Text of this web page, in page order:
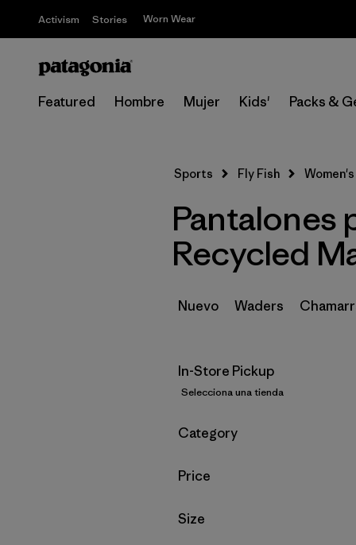
Activism Stories Worn Wear
Featured Hombre Mujer Kids' Packs &
Sports Fly Fish Women's
Pantalones
Recycled
Nuevo Waders
In-Store Pickup
Selecciona una tienda
Filtrar por
Category
Filtrar por
Price
Filtrar por
Size